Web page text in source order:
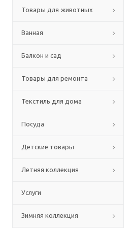
Товары для животных
Ванная
Балкон и сад
Товары для ремонта
Текстиль для дома
Посуда
Детские товары
Летняя коллекция
Услуги
Зимняя коллекция